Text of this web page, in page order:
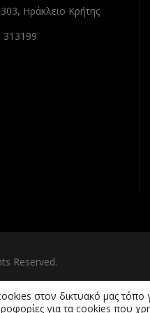
Ηράκλειο Κρήτης
313199
Reserved.
στον δικτυακό μας
για τα cookies που